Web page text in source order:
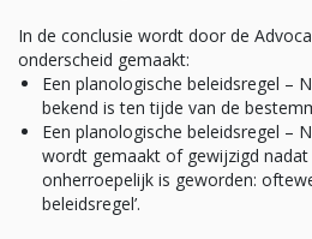
In de conclusie wordt door de
onderscheid gemaakt:
Een planologische beleidsregel –
bekend is ten tijde van de
Een planologische beleidsregel –
wordt gemaakt of gewijzigd
onherroepelijk is geworden:
beleidsregel’.